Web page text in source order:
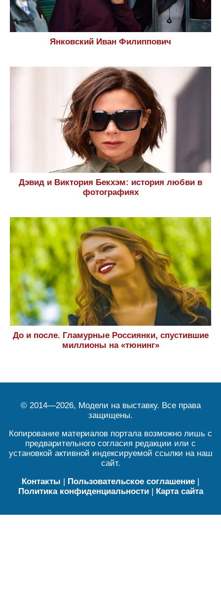
Янковский Иван Филиппович
Дэвид и Виктория Бекхэм: история любви в
фотографиях
До и после. Гламурные Россиянки, спустившие
миллионы на «тюнинг»
© 2014—2026, Модели на выставку. Все права
защищены.
Копирование материалов портала возможно лишь с
предварительного согласия редакции или с
установкой активной индексируемой ссылки на наш
сайт.
Контакты
Пользовательское соглашение
Политика конфиденциальности| Карта сайта